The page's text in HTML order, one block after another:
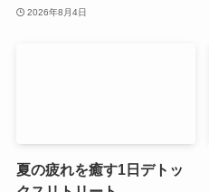
2026年8月4日
夏の疲れを癒す1日デトッ